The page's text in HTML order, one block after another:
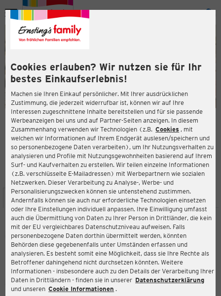
Cookies erlauben? Wir nutzen sie für Ihr
bestes Einkaufserlebnis!
Machen sie Ihren Einkauf persönlicher. Mit Ihrer ausdrücklichen
Zustimmung, die jederzeit widerrufbar ist, können wir auf Ihre
Interessen zugeschnittene Inhalte bereitstellen und für sie passende
Werbeanzeigen bei uns und auf Partner-Seiten anzeigen. In diesem
Zusammenhang verwenden wir Technologien (z.B. Cookies , mit
welchen wir Informationen auf Ihrem Endgerät auslesen/speichern und
so personenbezogene Daten verarbeiten), um Ihr Nutzungsverhalten zu
analysieren und Profile mit Nutzungsgewohnheiten basierend auf Ihrem
Surf- und Kaufverhalten zu erstellen. Wir teilen einzelne Informationen
(z.B. verschlüsselte E-Mailadressen) mit Werbepartnern wie sozialen
Netzwerken. Dieser Verarbeitung zu Analyse-, Werbe- und
Personalisierungszwecken können sie untenstehend zustimmen.
Andernfalls können sie auch nur erforderliche Technologien einsetzen
oder Ihre Einstellungen individuell anpassen. Ihre Einwilligung umfasst
auch die Übermittlung von Daten zu Ihrer Person in Drittländer, die kein
mit der EU vergleichbares Datenschutzniveau aufweisen. Falls
personenbezogene Daten dorthin übermittelt werden, könnten
Behörden diese gegebenenfalls unter Umständen erfassen und
analysieren. Es besteht somit eine Möglichkeit, dass sie Ihre Rechte als
Betroffener dahingehend nicht durchsetzen könnten. Weitere
Informationen - insbesondere auch zu den Details der Verarbeitung Ihrer
Daten in Drittländern - finden sie in unserer Datenschutzerklärung
und unseren Cookie Informationen .
Menü
ERNSTING'S FAMILY FILIALE
Brabanter Straße 48-50
41849 Wassenberg-Myhl
3,6
Bewertung:
STANDORT SERVICES SORTIMENT AKTIONEN
Ernsting's family
Brabanter Straße 48-50, 41849 Wassenberg-Myhl
Aktuell:
Geöffnet